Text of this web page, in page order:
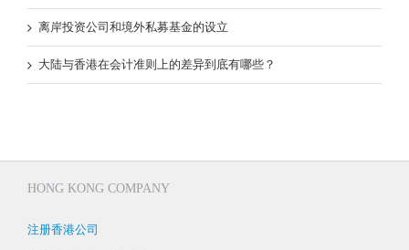
离岸投资公司和境外私募基金的设立
大陆与香港在会计准则上的差异到底有哪些？
HONG KONG COMPANY
注册香港公司